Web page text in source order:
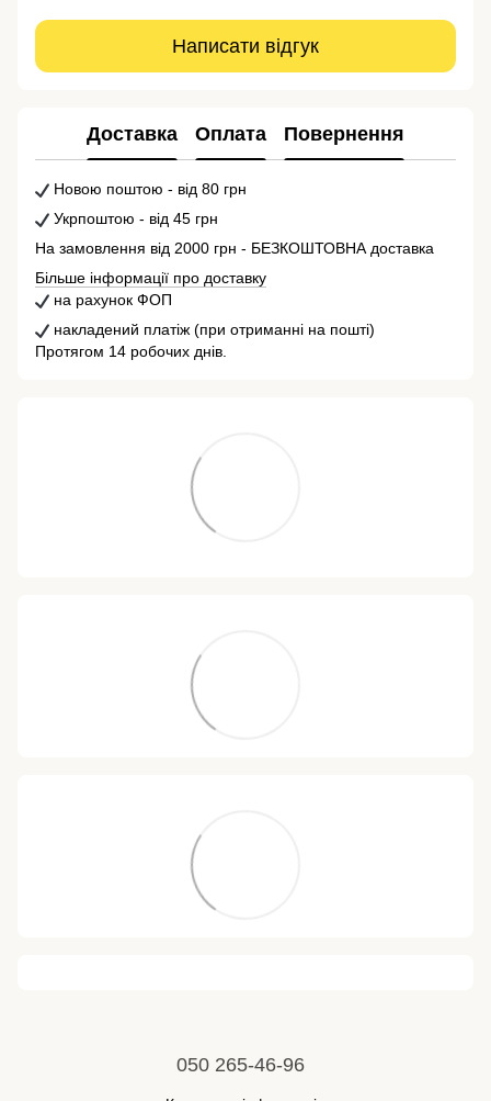
Написати відгук
Доставка Оплата Повернення
Новою поштою - від 80 грн
Укрпоштою - від 45 грн
На замовлення від 2000 грн - БЕЗКОШТОВНА доставка
Більше інформації про доставку
на рахунок ФОП
накладений платіж (при отриманні на пошті)
Протягом 14 робочих днів.
050 265-46-96